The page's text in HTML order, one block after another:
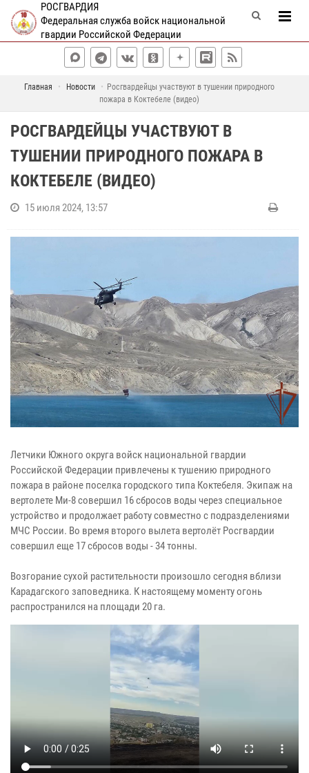
РОСГВАРДИЯ
Федеральная служба войск национальной
гвардии Российской Федерации
Главная Новости
Росгвардейцы участвуют в тушении природного
пожара в Коктебеле (видео)
РОСГВАРДЕЙЦЫ УЧАСТВУЮТ В
ТУШЕНИИ ПРИРОДНОГО ПОЖАРА В
КОКТЕБЕЛЕ (ВИДЕО)
15 июля 2024, 13:57
Летчики Южного округа войск национальной гвардии
Российской Федерации привлечены к тушению природного
пожара в районе поселка городского типа Коктебеля. Экипаж на
вертолете Ми-8 совершил 16 сбросов воды через специальное
устройство и продолжает работу совместно с подразделениями
МЧС России. Во время второго вылета вертолёт Росгвардии
совершил еще 17 сбросов воды - 34 тонны.
Возгорание сухой растительности произошло сегодня вблизи
Карадагского заповедника. К настоящему моменту огонь
распространился на площади 20 га.